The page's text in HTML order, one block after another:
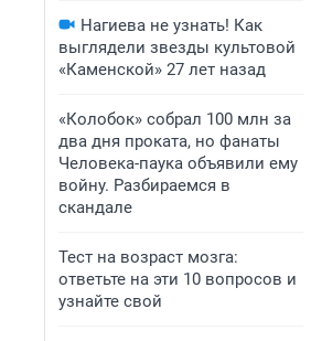
Нагиева не узнать! Как
выглядели звезды культовой
«Каменской» 27 лет назад
«Колобок» собрал 100 млн за
два дня проката, но фанаты
Человека-паука объявили ему
войну. Разбираемся в
скандале
Тест на возраст мозга:
ответьте на эти 10 вопросов и
узнайте свой